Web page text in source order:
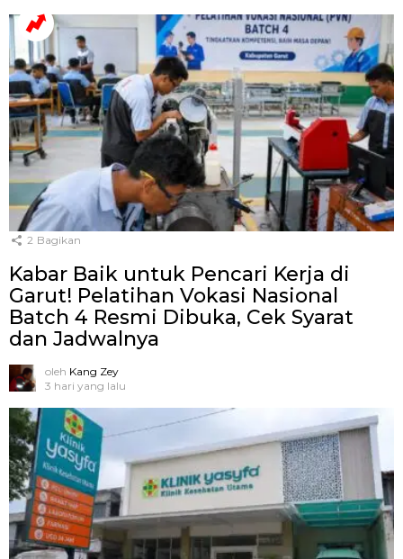
2 Bagikan
Kabar Baik untuk Pencari Kerja di
Garut! Pelatihan Vokasi Nasional
Batch 4 Resmi Dibuka, Cek Syarat
dan Jadwalnya
oleh Kang Zey
3 hari yang lalu